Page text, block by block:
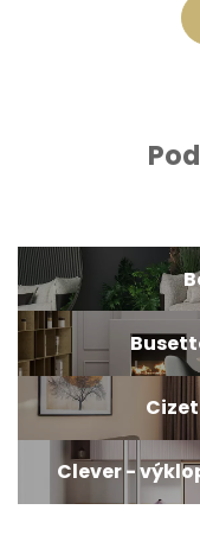
Clever -